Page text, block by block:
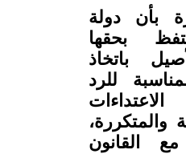
بأن دولة
بحقها
باتخاذ
للرد
والمتكررة،
القانون